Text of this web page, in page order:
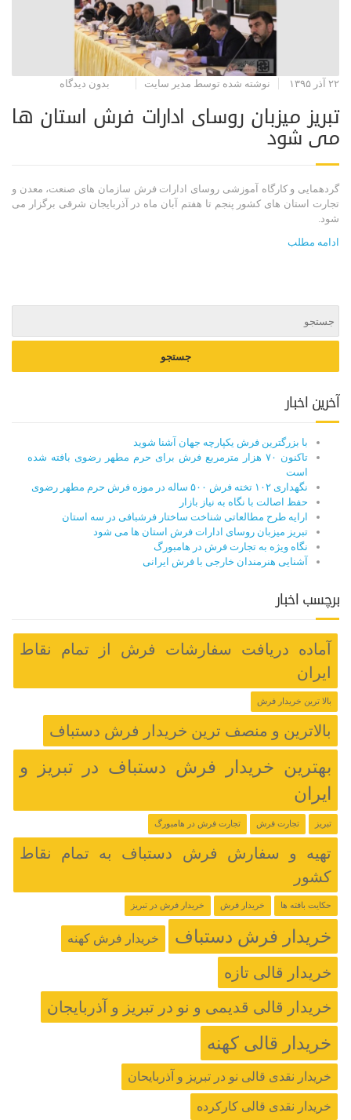
۲۲ آذر ۱۳۹۵ نوشته شده توسط مدیر سایت بدون دیدگاه
تبریز میزبان روسای ادارات فرش استان ها
می شود
گردهمایی و کارگاه آموزشی روسای ادارات فرش سازمان های صنعت، معدن و
تجارت استان های کشور پنجم تا هفتم آبان ماه در آذربایجان شرقی برگزار می
شود.
ادامه مطلب
آخرین اخبار
با بزرگترین فرش یکپارچه جهان آشنا شوید
تاکنون ۷۰ هزار مترمربع فرش برای حرم مطهر رضوی بافته شده
است
نگهداری ۱۰۲ تخته فرش ۵۰۰ ساله در موزه فرش حرم مطهر رضوی
حفظ اصالت با نگاه به نیاز بازار
ارایه طرح مطالعاتی شناخت ساختار فرشبافی در سه استان
تبریز میزبان روسای ادارات فرش استان ها می شود
نگاه ویژه به تجارت فرش در هامبورگ
آشنایی هنرمندان خارجی با فرش ایرانی
برچسب اخبار
آماده دریافت سفارشات فرش از تمام نقاط
ایران
بالا ترین خریدار فرش
بالاترین و منصف ترین خریدار فرش دستباف
بهترین خریدار فرش دستباف در تبریز و
ایران
تبریز تجارت فرش تجارت فرش در هامبورگ
تهیه و سفارش فرش دستباف به تمام نقاط
کشور
حکایت بافته ها خریدار فرش خریدار فرش در تبریز
خریدار فرش دستباف خریدار فرش کهنه
خریدار قالی تازه
خریدار قالی قدیمی و نو در تبریز و آذربایجان
خریدار قالی کهنه
خریدار نقدی قالی نو در تبریز و آذربایحان
خریدار نقدی قالی کارکرده